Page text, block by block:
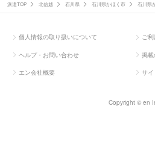
派遣TOP 北信越 石川県 石川県かほく市 石川県
個人情報の取り扱いについて ご
ヘルプ・お問い合わせ 掲
エン会社概要 サ
Copyright © en